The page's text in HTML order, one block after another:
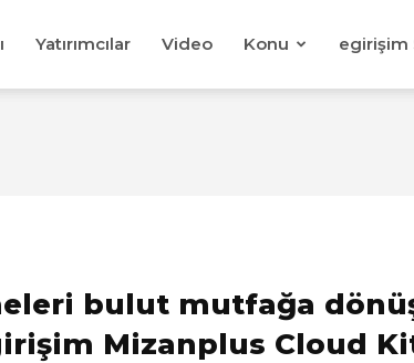
Yatırımcılar Video Konu egirişim
bulut mutfağa
Mizanplus Cloud